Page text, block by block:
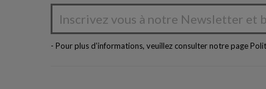
- Pour plus d'informations, veuillez consulter notre page